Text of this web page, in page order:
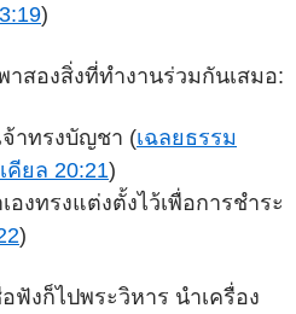
)
สองสิ่งที่ทำงานร่วมกันเสมอ:
จ้าทรงบัญชา (เฉลยธรรม
เคียล 20:21)
องทรงแต่งตั้งไว้เพื่อการชำระ
)
ฟังก็ไปพระวิหาร นำเครื่อง